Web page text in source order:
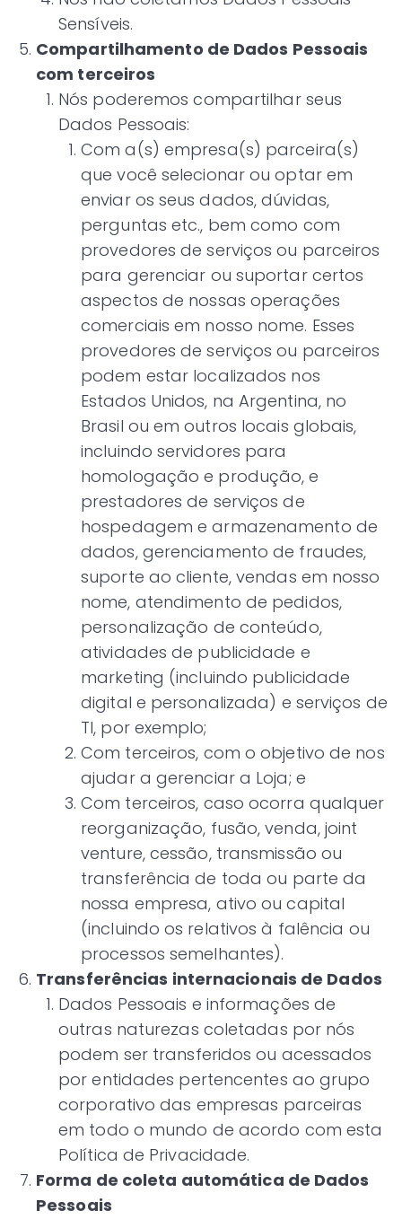
Sensíveis.
Compartilhamento de Dados Pessoais
com terceiros
Nós poderemos compartilhar seus
Dados Pessoais:
Com a(s) empresa(s) parceira(s)
que você selecionar ou optar em
enviar os seus dados, dúvidas,
perguntas etc., bem como com
provedores de serviços ou parceiros
para gerenciar ou suportar certos
aspectos de nossas operações
comerciais em nosso nome. Esses
provedores de serviços ou parceiros
podem estar localizados nos
Estados Unidos, na Argentina, no
Brasil ou em outros locais globais,
incluindo servidores para
homologação e produção, e
prestadores de serviços de
hospedagem e armazenamento de
dados, gerenciamento de fraudes,
suporte ao cliente, vendas em nosso
nome, atendimento de pedidos,
personalização de conteúdo,
atividades de publicidade e
marketing (incluindo publicidade
digital e personalizada) e serviços de
TI, por exemplo;
Com terceiros, com o objetivo de nos
ajudar a gerenciar a Loja; e
Com terceiros, caso ocorra qualquer
reorganização, fusão, venda, joint
venture, cessão, transmissão ou
transferência de toda ou parte da
nossa empresa, ativo ou capital
(incluindo os relativos à falência ou
processos semelhantes).
Transferências internacionais de Dados
Dados Pessoais e informações de
outras naturezas coletadas por nós
podem ser transferidos ou acessados
por entidades pertencentes ao grupo
corporativo das empresas parceiras
em todo o mundo de acordo com esta
Política de Privacidade.
Forma de coleta automática de Dados
Pessoais